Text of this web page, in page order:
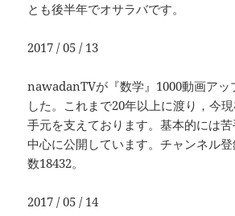
とも後半年でオサラバです。
2017 / 05 / 13
nawadanTVが『数学』1000動画アッ
した。これまで20年以上に渡り，今
手元を支えております。基本的には
中心に公開しています。チャンネル
数18432。
2017 / 05 / 14